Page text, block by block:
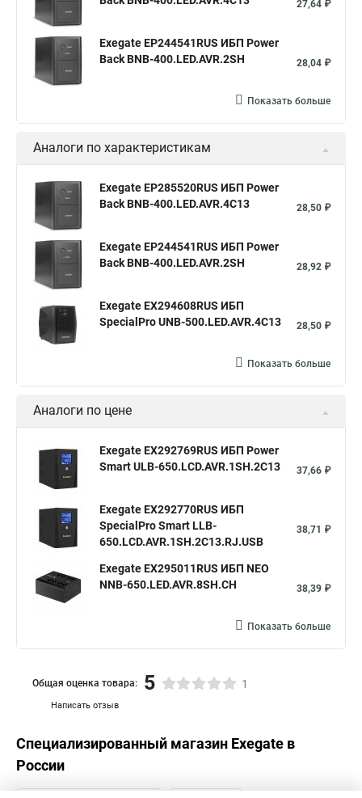
27,64 ₽
Exegate EP244541RUS ИБП Power
Back BNB-400.LED.AVR.2SH
28,04 ₽
Показать больше
Аналоги по характеристикам
Exegate EP285520RUS ИБП Power
Back BNB-400.LED.AVR.4C13
28,50 ₽
Exegate EP244541RUS ИБП Power
Back BNB-400.LED.AVR.2SH
28,92 ₽
Exegate EX294608RUS ИБП
SpecialPro UNB-500.LED.AVR.4C13
28,50 ₽
Показать больше
Аналоги по цене
Exegate EX292769RUS ИБП Power
Smart ULB-650.LCD.AVR.1SH.2C13
37,66 ₽
Exegate EX292770RUS ИБП
SpecialPro Smart LLB-
650.LCD.AVR.1SH.2C13.RJ.USB
38,71 ₽
Exegate EX295011RUS ИБП NEO
NNB-650.LED.AVR.8SH.CH
38,39 ₽
Показать больше
Написать отзыв
Общая оценка товара: 5 1
Специализированный магазин Exegate в
России